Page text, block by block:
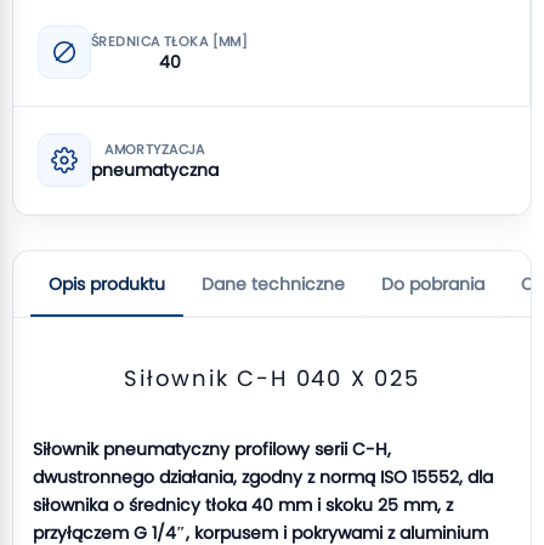
ŚREDNICA TŁOKA [MM]
40
AMORTYZACJA
pneumatyczna
Opis produktu Dane techniczne Do pobrania
Siłownik C-H 040 X 025
Siłownik pneumatyczny profilowy serii C-H,
dwustronnego działania, zgodny z normą ISO 15552, dla
siłownika o średnicy tłoka 40 mm i skoku 25 mm, z
przyłączem G 1/4″, korpusem i pokrywami z aluminium